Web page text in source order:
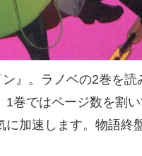
』。ラノベの2巻を
巻ではページ数を割
加速します。物語終